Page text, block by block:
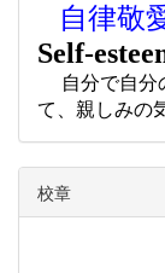
自律敬
Self-
自分で自分
て、親しみの
校章